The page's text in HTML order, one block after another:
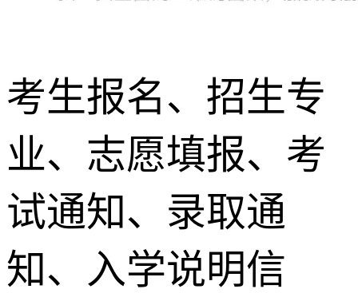
考生报名、招生专
业、志愿填报、考
试通知、录取通
知、入学说明信